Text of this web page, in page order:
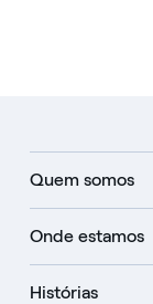
Quem somos
Onde estamos
Histórias